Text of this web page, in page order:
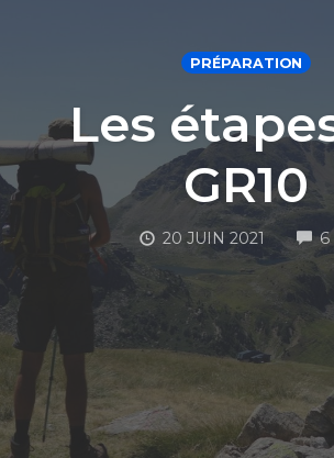
PRÉPARATION
Les
GR10
20 JUIN 2021 6